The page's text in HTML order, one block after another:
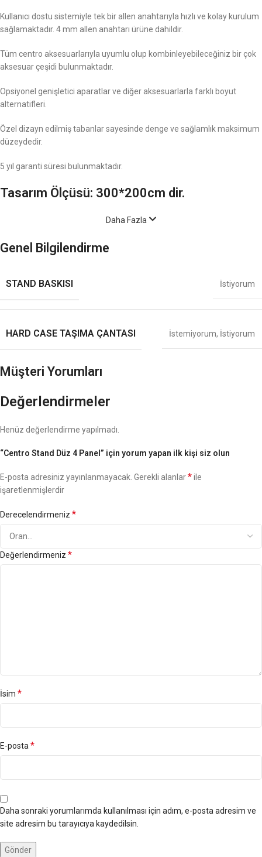
Kullanıcı dostu sistemiyle tek bir allen anahtarıyla hızlı ve kolay kurulum
sağlamaktadır. 4 mm allen anahtarı ürüne dahildir.
Tüm centro aksesuarlarıyla uyumlu olup kombinleyebileceğiniz bir çok
aksesuar çeşidi bulunmaktadır.
Opsiyonel genişletici aparatlar ve diğer aksesuarlarla farklı boyut
alternatifleri.
Özel dizayn edilmiş tabanlar sayesinde denge ve sağlamlık maksimum
düzeydedir.
5 yıl garanti süresi bulunmaktadır.
Tasarım Ölçüsü: 300*200cm dir.
Daha Fazla
Genel Bilgilendirme
STAND BASKISI İstiyorum
HARD CASE TAŞIMA ÇANTASI İstemiyorum, İstiyorum
Müşteri Yorumları
Değerlendirmeler
Henüz değerlendirme yapılmadı.
“Centro Stand Düz 4 Panel” için yorum yapan ilk kişi siz olun
E-posta adresiniz yayınlanmayacak. Gerekli alanlar*ile
işaretlenmişlerdir
Derecelendirmeniz *
Değerlendirmeniz *
İsim *
E-posta*
Daha sonraki yorumlarımda kullanılması için adım, e-posta adresim ve
site adresim bu tarayıcıya kaydedilsin.